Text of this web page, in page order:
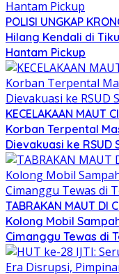
POLISI UNGKAP
Hilang Kendali di
Hantam Pickup
KECELAKAAN MAUT
Korban Terpental
Dievakuasi ke RSUD
TABRAKAN MAUT DI
Kolong Mobil
Cimanggu Tewas di